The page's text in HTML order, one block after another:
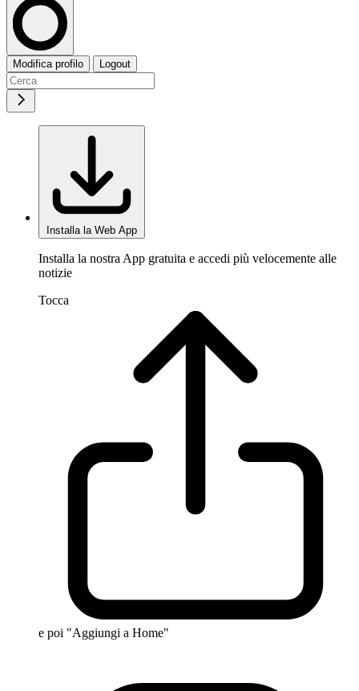
Modifica profilo Logout
Installa la Web App
Installa la nostra App gratuita e accedi più velocemente alle
notizie
Tocca
e poi "Aggiungi a Home"